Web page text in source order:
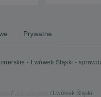
Prywatne
- Lwówek Śląski -
Lwówek Śląski